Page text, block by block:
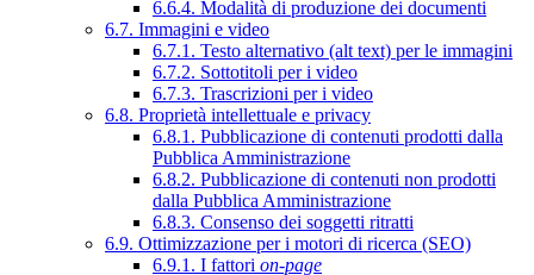
6.6.4. Modalità di produzione dei documenti
6.7. Immagini e video
6.7.1. Testo alternativo (alt text) per le immagini
6.7.2. Sottotitoli per i video
6.7.3. Trascrizioni per i video
6.8. Proprietà intellettuale e privacy
6.8.1. Pubblicazione di contenuti prodotti dalla
Pubblica Amministrazione
6.8.2. Pubblicazione di contenuti non prodotti
dalla Pubblica Amministrazione
6.8.3. Consenso dei soggetti ritratti
6.9. Ottimizzazione per i motori di ricerca (SEO)
6.9.1. I fattori on-page